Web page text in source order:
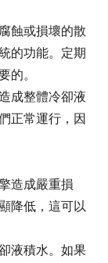
蝕或損壞的散
的功能。定期
的。
成整體冷卻液
正常運行，因
造成嚴重損
降低，這可以
液積水。如果